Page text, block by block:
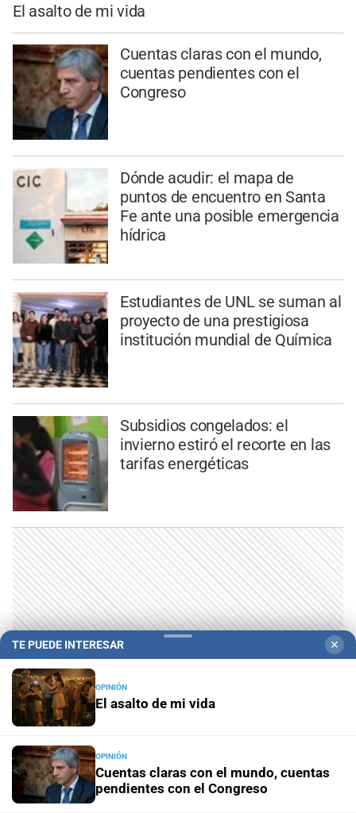
El asalto de mi vida
Cuentas claras con el mundo,
cuentas pendientes con el
Congreso
Dónde acudir: el mapa de
puntos de encuentro en Santa
Fe ante una posible emergencia
hídrica
Estudiantes de UNL se suman al
proyecto de una prestigiosa
institución mundial de Química
Subsidios congelados: el
invierno estiró el recorte en las
tarifas energéticas
LO MÁS VISTO
TE PUEDE INTERESAR ✕
OPINIÓN
El asalto de mi vida
OPINIÓN
Cuentas claras con el mundo, cuentas
pendientes con el Congreso